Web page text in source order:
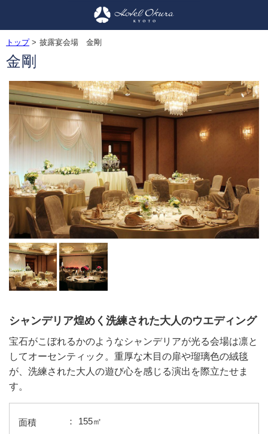
トップ> 披露宴会場 金剛
金剛
シャンデリア煌めく洗練された大人のウエディング
宝石がこぼれるかのようなシャンデリアが光る会場は凛と
してオーセンティック。重厚な木目の扉や瑠璃色の絨毯
が、洗練された大人の遊び心を感じる演出を際立たせま
す。
面積
155㎡